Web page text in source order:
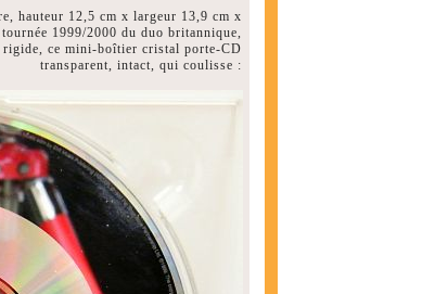
hauteur 12,5 cm x largeur 13,9 cm x
1999/2000 du duo britannique,
rigide, ce mini-boîtier cristal porte-CD
transparent, intact, qui coulisse :